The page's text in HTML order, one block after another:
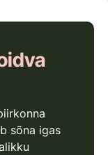
sõna igas